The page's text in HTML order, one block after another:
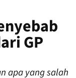
GP
apa yang salah